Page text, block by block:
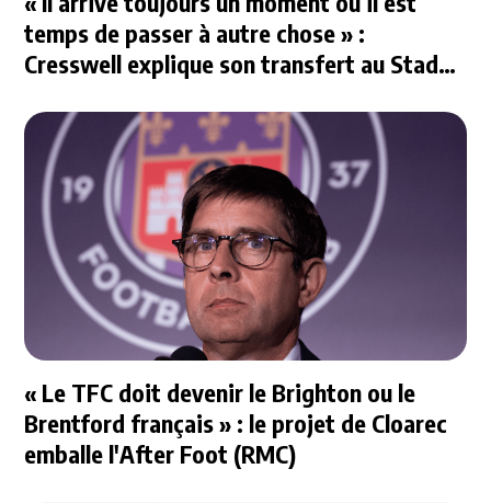
temps de passer à autre chose » :
Cresswell explique son transfert au Stade
« Le TFC doit devenir le Brighton ou le
Brentford français » : le projet de Cloarec
emballe l'After Foot (RMC)